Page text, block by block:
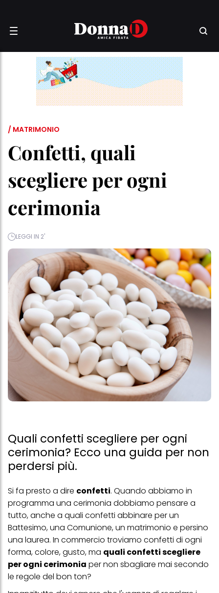
/ MATRIMONIO
Confetti, quali
scegliere per ogni
cerimonia
LEGGI IN 2'
Quali confetti scegliere per ogni
cerimonia? Ecco una guida per non
perdersi più.
Si fa presto a dire confetti. Quando abbiamo in
programma una cerimonia dobbiamo pensare a
tutto, anche a quali confetti abbinare per un
Battesimo, una Comunione, un matrimonio e persino
una laurea. In commercio troviamo confetti di ogni
forma, colore, gusto, ma quali confetti scegliere
per ogni cerimonia per non sbagliare mai secondo
le regole del bon ton?